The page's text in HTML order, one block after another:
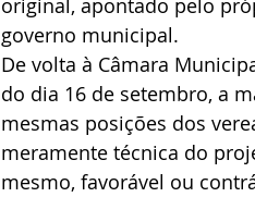
original, apontado pelo
governo municipal.
De volta à Câmara
do dia 16 de setembro, a
mesmas posições dos
meramente técnica do
mesmo, favorável ou